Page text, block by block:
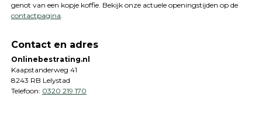
genot van een kopje koffie. Bekijk onze actuele openingstijden op de
contactpagina.
Contact en adres
Onlinebestrating.nl
Kaapstanderweg 41
8243 RB Lelystad
Telefoon: 0320 219 170